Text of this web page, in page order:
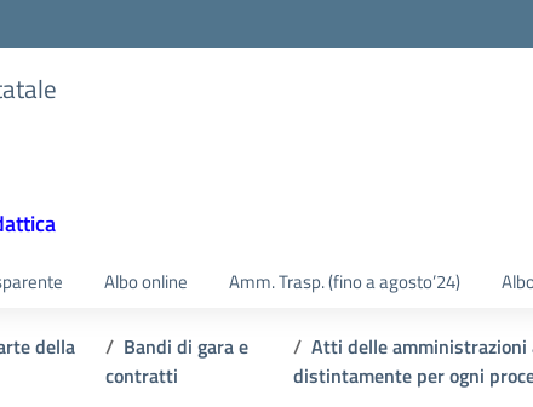
Albo online Amm. Trasp. (fino a agosto’24)
della
Bandi di gara e
contratti
Atti delle amministrazioni
distintamente per ogni